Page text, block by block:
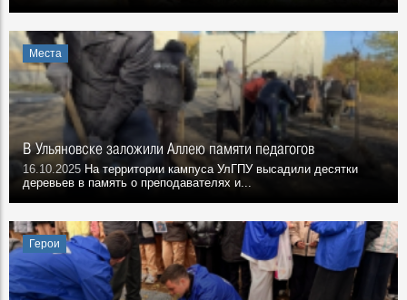
Места
В Ульяновске заложили Аллею памяти педагогов
16.10.2025 На территории кампуса УлГПУ высадили десятки
деревьев в память о преподавателях и...
Герои